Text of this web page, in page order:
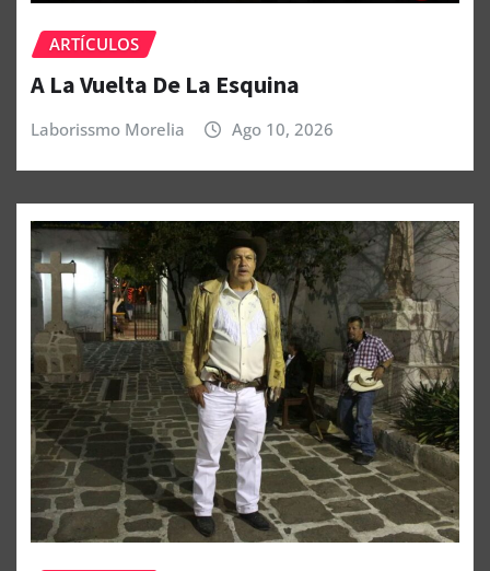
ARTÍCULOS
A La Vuelta De La Esquina
Laborissmo Morelia Ago 10, 2026